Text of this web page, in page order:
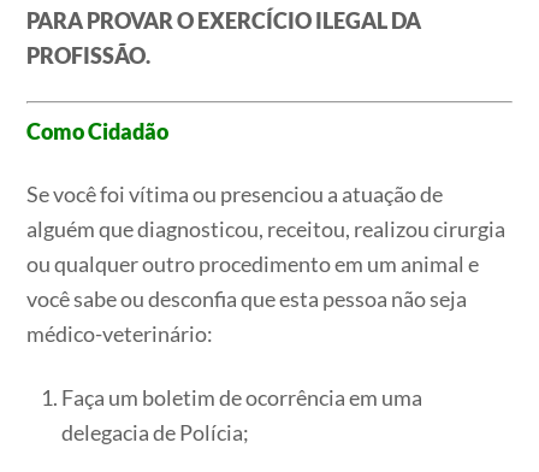
PARA PROVAR O EXERCÍCIO ILEGAL DA
PROFISSÃO.
Como Cidadão
Se você foi vítima ou presenciou a atuação de
alguém que diagnosticou, receitou, realizou cirurgia
ou qualquer outro procedimento em um animal e
você sabe ou desconfia que esta pessoa não seja
médico-veterinário:
Faça um boletim de ocorrência em uma
delegacia de Polícia;